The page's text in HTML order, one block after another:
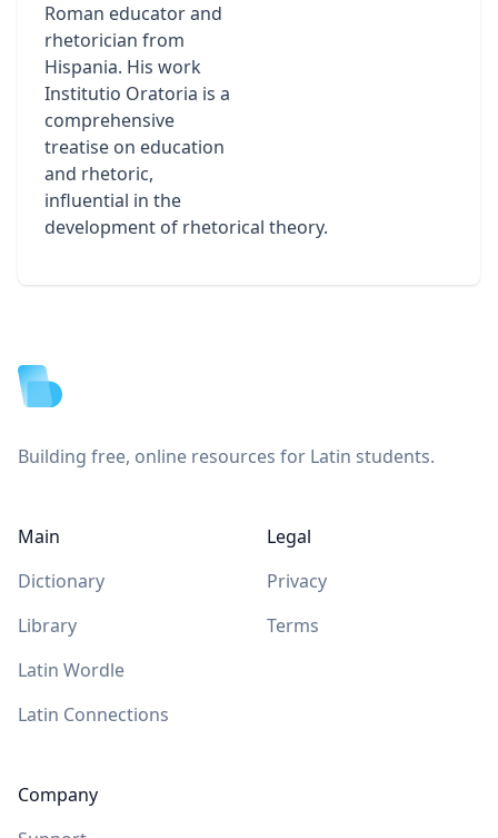
Roman educator and
rhetorician from
Hispania. His work
Institutio Oratoria is a
comprehensive
treatise on education
and rhetoric,
influential in the
development of rhetorical theory.
Building free, online resources for Latin students.
Main
Dictionary
Library
Latin Wordle
Latin Connections
Company
Legal
Privacy
Terms